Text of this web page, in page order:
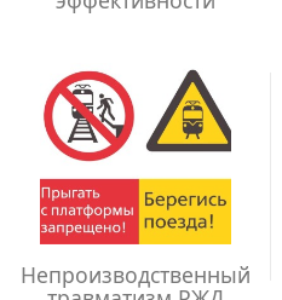
Непроизводственный